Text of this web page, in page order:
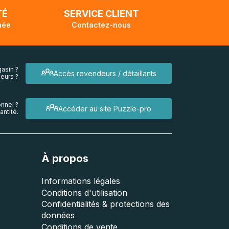
SERVICE CLIENT
Contactez-nous
Accès revendeurs / détaillants
?
?
Accéder au site Puzzle-pro
?
À propos
Informations légales
Conditions d'utilisation
Confidentialités & protections des
données
Conditions de vente